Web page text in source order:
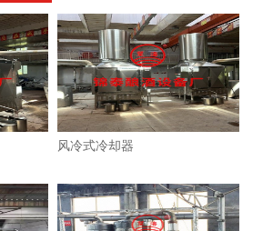
1 2 3
风冷式冷却器